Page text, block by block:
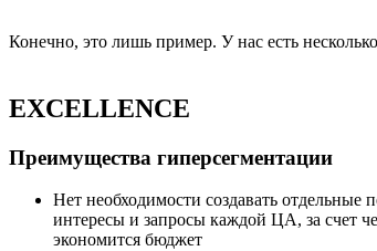
Конечно, это лишь пример. У нас есть
EXCELLENCE
Преимущества гиперсегментации
Нет необходимости создавать отдельные
интересы и запросы каждой ЦА, за счет
экономится бюджет